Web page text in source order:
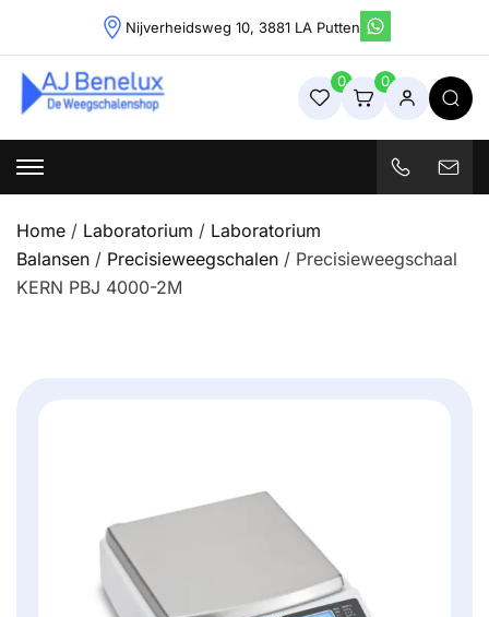
content
Nijverheidsweg 10, 3881 LA Putten
Weegschalenshop | Precisieweegschalen & Industriële
Weegoplossingen
0 0
Home / Laboratorium / Laboratorium
Balansen / Precisieweegschalen / Precisieweegschaal
KERN PBJ 4000-2M